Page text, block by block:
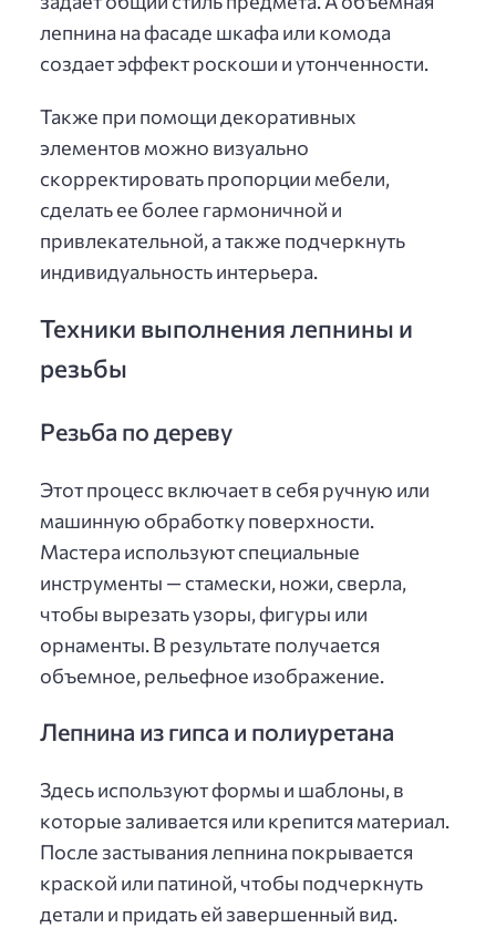
лепнина на фасаде шкафа или комода
создает эффект роскоши и утонченности.
Также при помощи декоративных
элементов можно визуально
скорректировать пропорции мебели,
сделать ее более гармоничной и
привлекательной, а также подчеркнуть
индивидуальность интерьера.
Техники выполнения лепнины и
резьбы
Резьба по дереву
Этот процесс включает в себя ручную или
машинную обработку поверхности.
Мастера используют специальные
инструменты — стамески, ножи, сверла,
чтобы вырезать узоры, фигуры или
орнаменты. В результате получается
объемное, рельефное изображение.
Лепнина из гипса и полиуретана
Здесь используют формы и шаблоны, в
которые заливается или крепится материал.
После застывания лепнина покрывается
краской или патиной, чтобы подчеркнуть
детали и придать ей завершенный вид.